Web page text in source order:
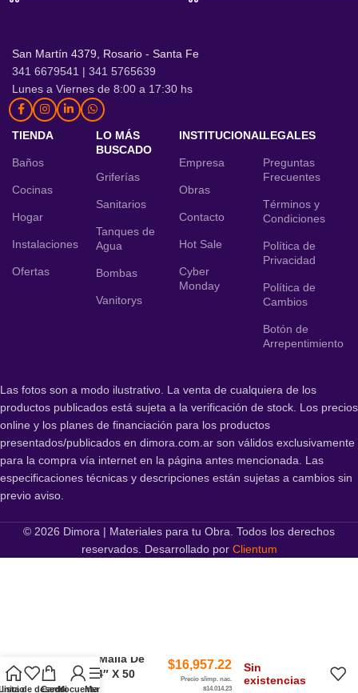
San Martín 4379, Rosario - Santa Fe
341 6679541 | 341 5765639
Lunes a Viernes de 8:00 a 17:30 hs
TIENDA
Baños
Cocinas
Hogar
Instalaciones
Ofertas
LO MÁS
BUSCADO
Griferías
Sanitarios
Tanques de
Agua
Bombas
Vanitorys
INSTITUCIONAL
Empresa
Obras
Contacto
Hot Sale
Cyber
Monday
LEGALES
Preguntas
Frecuentes
Términos y
Condiciones
Política de
Privacidad
Política de
Cambios
Botón de
Arrepentimiento
Las fotos son a modo ilustrativo. La venta de cualquiera de los
productos publicados está sujeta a la verificación de stock. Los precios
online y los planes de financiación para los productos
presentados/publicados en dimora.com.ar son válidos exclusivamente
para la compra vía internet en la página antes mencionada. Las
especificaciones técnicas y descripciones están sujetas a cambios sin
previo aviso.
© 2026 Dimora | Materiales para tu Obra. Todos los derechos
reservados. Desarrollado por Clientum
Iniciode deseos
CarritoMi cuenta
Menú
Flexible Malla De
Acero 3/4″ X 50
Queinox
$16,957.22
Precio s/imp. nac.
$14.014,23
Sin
existencias